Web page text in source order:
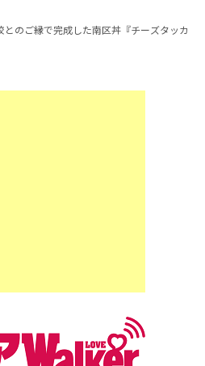
とのご縁で完成した南区丼『チーズタッカ